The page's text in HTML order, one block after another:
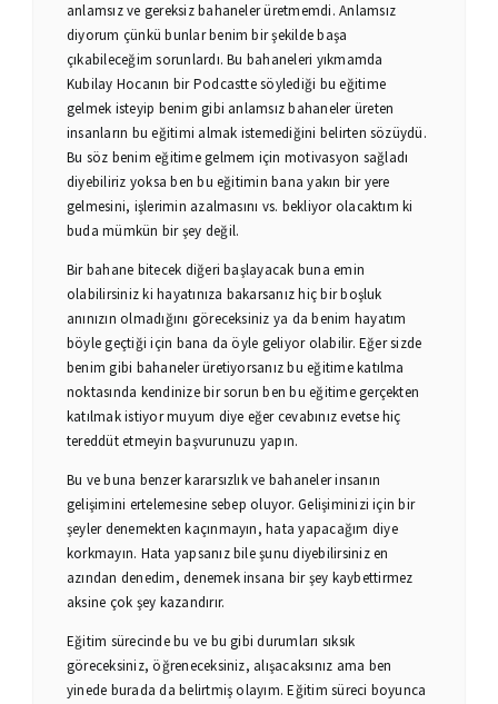
anlamsız ve gereksiz bahaneler üretmemdi. Anlamsız
diyorum çünkü bunlar benim bir şekilde başa
çıkabileceğim sorunlardı. Bu bahaneleri yıkmamda
Kubilay Hocanın bir Podcastte söylediği bu eğitime
gelmek isteyip benim gibi anlamsız bahaneler üreten
insanların bu eğitimi almak istemediğini belirten sözüydü.
Bu söz benim eğitime gelmem için motivasyon sağladı
diyebiliriz yoksa ben bu eğitimin bana yakın bir yere
gelmesini, işlerimin azalmasını vs. bekliyor olacaktım ki
buda mümkün bir şey değil.
Bir bahane bitecek diğeri başlayacak buna emin
olabilirsiniz ki hayatınıza bakarsanız hiç bir boşluk
anınızın olmadığını göreceksiniz ya da benim hayatım
böyle geçtiği için bana da öyle geliyor olabilir. Eğer sizde
benim gibi bahaneler üretiyorsanız bu eğitime katılma
noktasında kendinize bir sorun ben bu eğitime gerçekten
katılmak istiyor muyum diye eğer cevabınız evetse hiç
tereddüt etmeyin başvurunuzu yapın.
Bu ve buna benzer kararsızlık ve bahaneler insanın
gelişimini ertelemesine sebep oluyor. Gelişiminizi için bir
şeyler denemekten kaçınmayın, hata yapacağım diye
korkmayın. Hata yapsanız bile şunu diyebilirsiniz en
azından denedim, denemek insana bir şey kaybettirmez
aksine çok şey kazandırır.
Eğitim sürecinde bu ve bu gibi durumları sıksık
göreceksiniz, öğreneceksiniz, alışacaksınız ama ben
yinede burada da belirtmiş olayım. Eğitim süreci boyunca